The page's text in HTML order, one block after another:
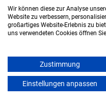
KIX Service Software
In Kooperation mit IU
Hochschule)
bundesweit
Start: Oktober 2026
Freie Plätze: 1
Wir können diese zur Analyse
Website zu verbessern,
großartiges Website-Erlebnis zu
uns verwendeten Cookies öffnen
Zustimmung
Einstellungen anpassen